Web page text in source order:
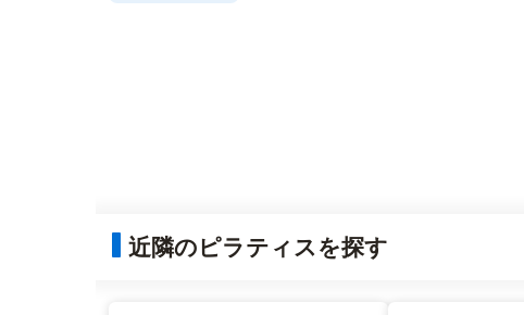
近隣のピラティスを探す